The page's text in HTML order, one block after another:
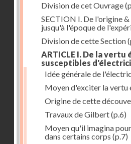
Division de cet Ouvrage
SECTION I. De l'origine
jusqu'à l'époque de
Division de cette Section
ARTICLE I. De la
susceptibles
Idée générale de
Moyen d'exciter la vertu
Origine de cette
Travaux de Gilbert(p.6)
Moyen qu'il imagina
dans certains corps (p.7)